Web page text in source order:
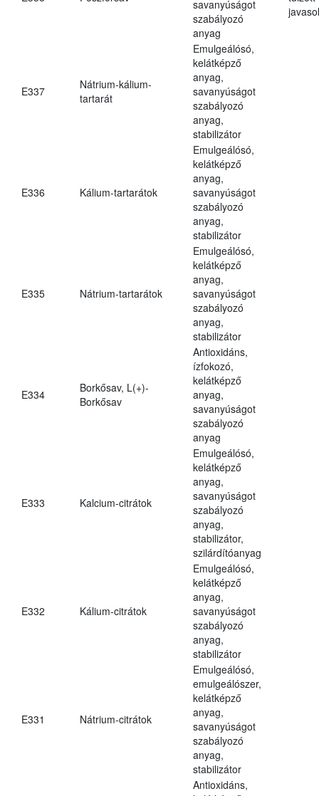
savanyúságot
szabályozó
anyag
E337
Nátrium-kálium-
tartarát
Emulgeálósó,
kelátképző
anyag,
savanyúságot
szabályozó
anyag,
stabilizátor
E336 Kálium-tartarátok
Emulgeálósó,
kelátképző
anyag,
savanyúságot
szabályozó
anyag,
stabilizátor
E335 Nátrium-tartarátok
Emulgeálósó,
kelátképző
anyag,
savanyúságot
szabályozó
anyag,
stabilizátor
E334
Borkősav, L(+)-
Borkősav
Antioxidáns,
ízfokozó,
kelátképző
anyag,
savanyúságot
szabályozó
anyag
E333 Kalcium-citrátok
Emulgeálósó,
kelátképző
anyag,
savanyúságot
szabályozó
anyag,
stabilizátor,
szilárdítóanyag
E332 Kálium-citrátok
Emulgeálósó,
kelátképző
anyag,
savanyúságot
szabályozó
anyag,
stabilizátor
E331 Nátrium-citrátok
Emulgeálósó,
emulgeálószer,
kelátképző
anyag,
savanyúságot
szabályozó
anyag,
stabilizátor
Antioxidáns,